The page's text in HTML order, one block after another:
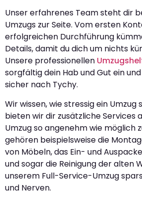
Unser erfahrenes Team steht dir
Umzugs zur Seite. Vom ersten
erfolgreichen Durchführung
Details, damit du dich um nichts
Unsere professionellen
sorgfältig dein Hab und Gut ein
sicher nach Tychy.
Wir wissen, wie stressig ein Umzug
bieten wir dir zusätzliche Services
Umzug so angenehm wie möglich
gehören beispielsweise die
von Möbeln, das Ein- und
und sogar die Reinigung der alten
unserem Full-Service-Umzug
und Nerven.